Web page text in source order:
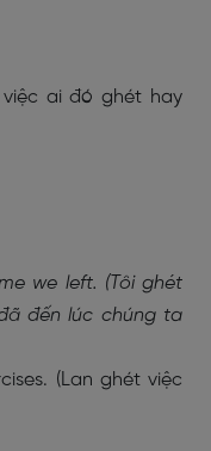
ai đó ghét hay
we left. (Tôi ghét
đến lúc chúng ta
(Lan ghét việc